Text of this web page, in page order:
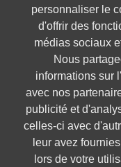
personnaliser le
d'offrir des
médias sociaux
Nous
informations sur
avec nos
publicité et
celles-ci avec
leur avez
lors de votre
Préparez
TESTEZ-
OFFRES